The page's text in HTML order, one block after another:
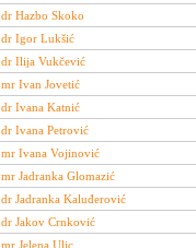
dr Hazbo Skoko
dr Igor Lukšić
dr Ilija Vukčević
mr Ivan Jovetić
dr Ivana Katnić
dr Ivana Petrović
mr Ivana Vojinović
mr Jadranka Glomazić
dr Jadranka Kaluđerović
dr Jakov Crnković
mr Jelena Ulic